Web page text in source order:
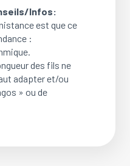
Infos:
est que ce
:
des fils ne
adapter et/ou
» ou de